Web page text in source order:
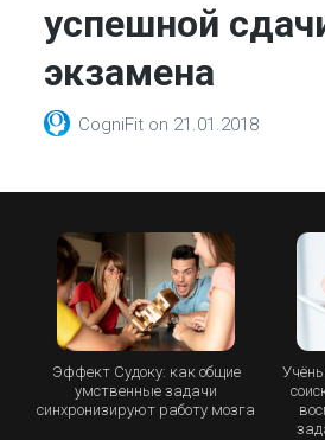
успешной
экзамена
CogniFit on 21.01.2018
Эффект Судоку: как общие
умственные задачи
синхронизируют работу мозга